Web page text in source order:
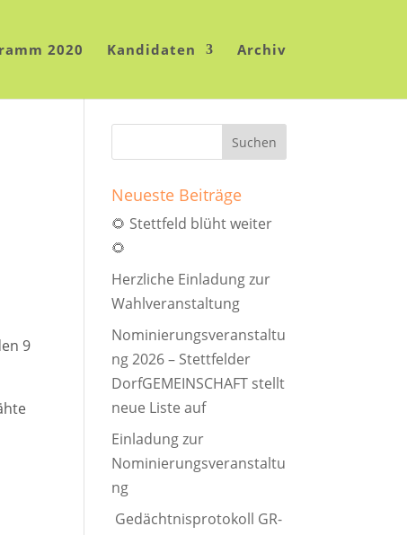
2020 Kandidaten Archiv
9
Neueste Beiträge
🌻 Stettfeld blüht weiter
🌻
Herzliche Einladung zur
Wahlveranstaltung
Nominierungsveranstaltu
ng 2026 – Stettfelder
DorfGEMEINSCHAFT stellt
neue Liste auf
Einladung zur
Nominierungsveranstaltu
ng
Gedächtnisprotokoll GR-